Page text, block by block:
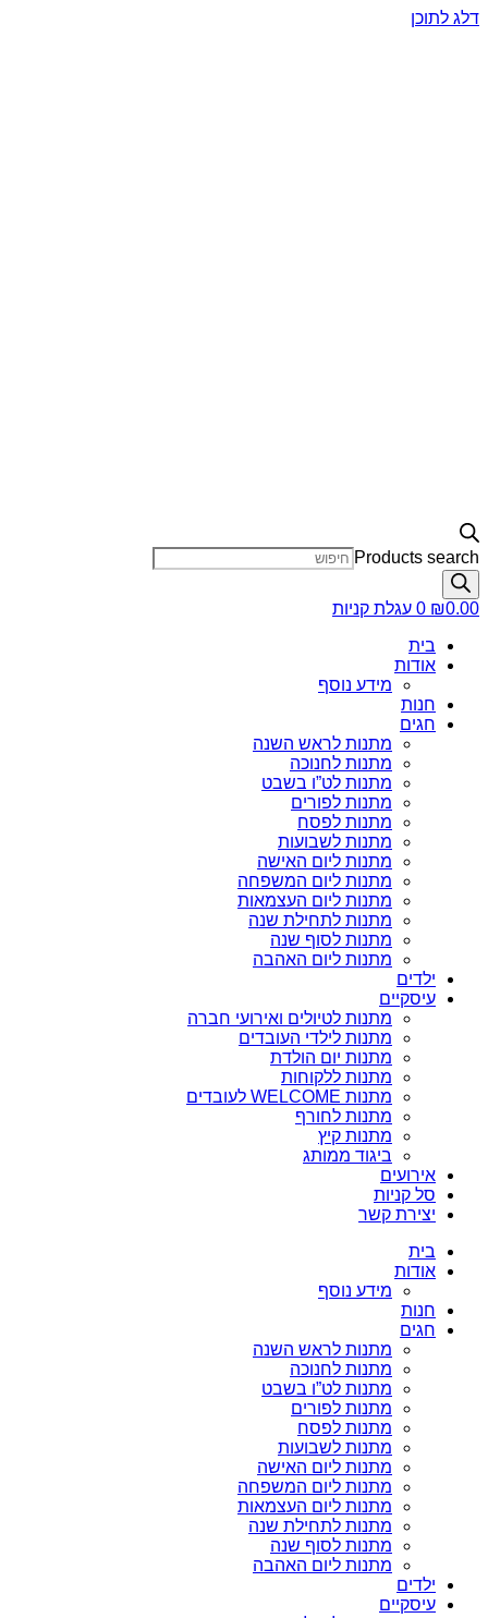
דלג לתוכן
Products search
₪0.00
0 עגלת קניות
בית
אודות
מידע נוסף
חנות
חגים
מתנות לראש השנה
מתנות לחנוכה
מתנות לט”ו בשבט
מתנות לפורים
מתנות לפסח
מתנות לשבועות
מתנות ליום האישה
מתנות ליום המשפחה
מתנות ליום העצמאות
מתנות לתחילת שנה
מתנות לסוף שנה
מתנות ליום האהבה
ילדים
עיסקיים
מתנות לטיולים ואירועי חברה
מתנות לילדי העובדים
מתנות יום הולדת
מתנות ללקוחות
מתנות WELCOME לעובדים
מתנות לחורף
מתנות קיץ
ביגוד ממותג
אירועים
סל קניות
יצירת קשר
בית
אודות
מידע נוסף
חנות
חגים
מתנות לראש השנה
מתנות לחנוכה
מתנות לט”ו בשבט
מתנות לפורים
מתנות לפסח
מתנות לשבועות
מתנות ליום האישה
מתנות ליום המשפחה
מתנות ליום העצמאות
מתנות לתחילת שנה
מתנות לסוף שנה
מתנות ליום האהבה
ילדים
עיסקיים